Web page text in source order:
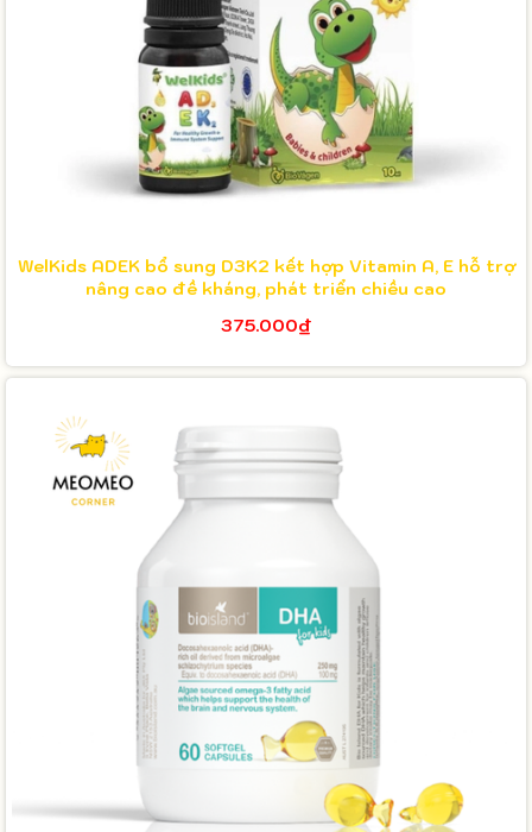
WelKids ADEK bổ sung D3K2 kết hợp Vitamin A, E hỗ trợ
nâng cao đề kháng, phát triển chiều cao
375.000₫